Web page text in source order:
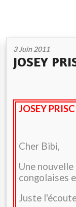
3 Juin 2011
JOSEY
JOSEY
Cher Bibi,
Une
congolaises
Juste